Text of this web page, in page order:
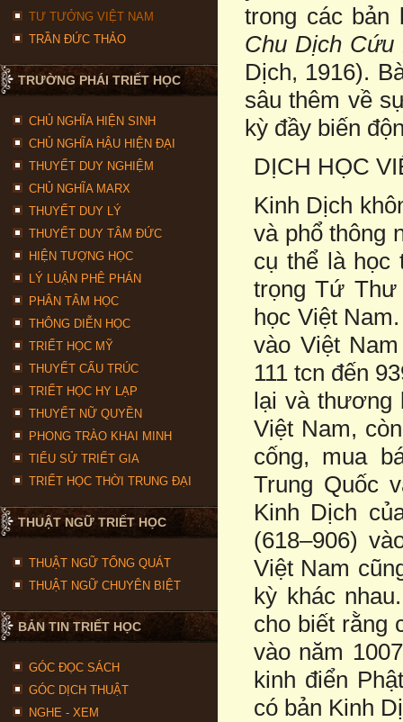
TƯ TƯỞNG VIỆT NAM
TRẦN ĐỨC THẢO
TRƯỜNG PHÁI TRIẾT HỌC
CHỦ NGHĨA HIỆN SINH
CHỦ NGHĨA HẬU HIỆN ĐẠI
THUYẾT DUY NGHIỆM
CHỦ NGHĨA MARX
THUYẾT DUY LÝ
THUYẾT DUY TÂM ĐỨC
HIỆN TƯỢNG HỌC
LÝ LUẬN PHÊ PHÁN
PHÂN TÂM HỌC
THÔNG DIỄN HỌC
TRIẾT HỌC MỸ
THUYẾT CẤU TRÚC
TRIẾT HỌC HY LẠP
THUYẾT NỮ QUYỀN
PHONG TRÀO KHAI MINH
TIỂU SỬ TRIẾT GIA
TRIẾT HỌC THỜI TRUNG ĐẠI
THUẬT NGỮ TRIẾT HỌC
THUẬT NGỮ TỔNG QUÁT
THUẬT NGỮ CHUYÊN BIỆT
BẢN TIN TRIẾT HỌC
GÓC ĐỌC SÁCH
GÓC DỊCH THUẬT
NGHE - XEM
trong các bản
Chu Dịch
Dịch, 1916).
sâu thêm về
kỳ đầy biến
DỊCH HỌC
Kinh Dịch
và phổ thông
cụ thể là học
trọng Tứ
học Việt
vào Việt
111 tcn đến
lại và thương
Việt Nam,
cống, mua
Trung Quốc
Kinh Dịch
(618–906)
Việt Nam
kỳ khác
cho biết rằng
vào năm
kinh điển
có bản Kinh